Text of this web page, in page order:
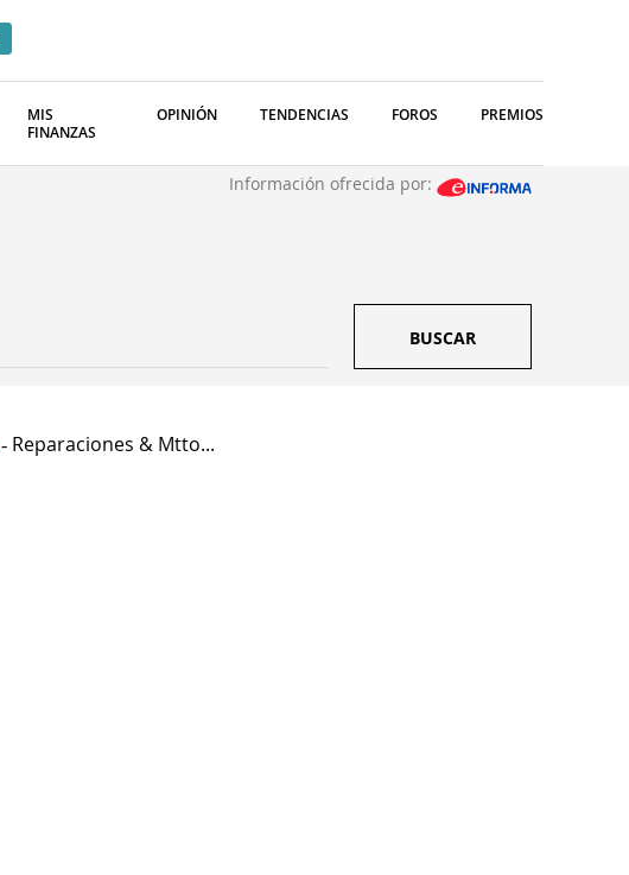
MIS
FINANZAS
OPINIÓN TENDENCIAS FOROS PREMIOS
Información ofrecida por:
BUSCAR
- Reparaciones & Mtto...